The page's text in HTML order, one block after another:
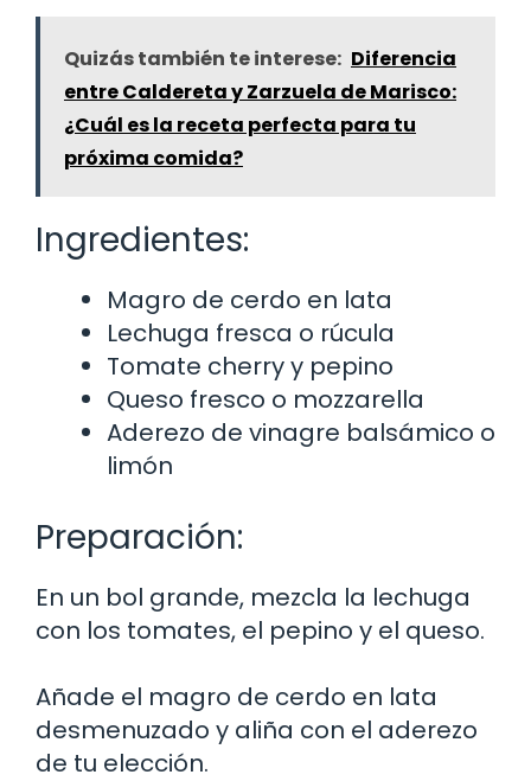
Quizás también te interese: Diferencia
entre Caldereta y Zarzuela de Marisco:
¿Cuál es la receta perfecta para tu
próxima comida?
Ingredientes:
Magro de cerdo en lata
Lechuga fresca o rúcula
Tomate cherry y pepino
Queso fresco o mozzarella
Aderezo de vinagre balsámico o
limón
Preparación:
En un bol grande, mezcla la lechuga
con los tomates, el pepino y el queso.
Añade el magro de cerdo en lata
desmenuzado y aliña con el aderezo
de tu elección.